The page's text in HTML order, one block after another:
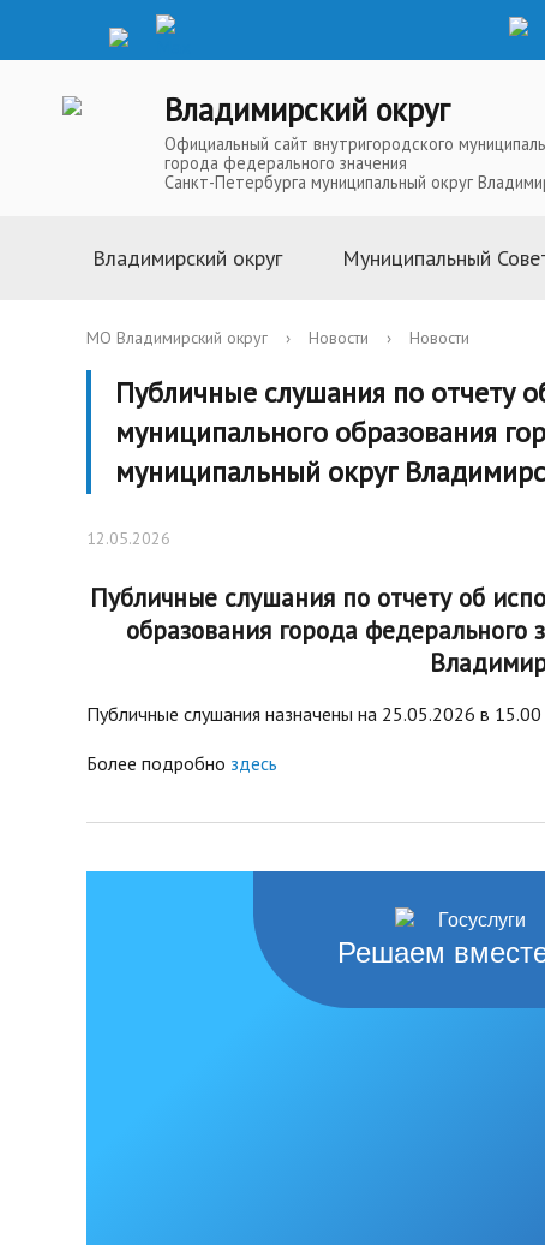
Владимирский округ
Официальный сайт внутригородского
города федерального значения
Санкт-Петербурга муниципальный округ
Владимирский округ
Информация о муниципальной
Устав
История
Символика
Телефоны доверия
Карта округа
Благоустройство округа
Озеленение
Интерактивная выставка
Антикоррупционная деятельность
Чтобы помнили
Открытые данные
Муниципальный
Глава
Полномочия
Совета
Решения
Аппарат
Газета
Отчеты,
рабочие поездки
МО Владимирский округ › Новости › Новости
Публичные слушания по отчету
муниципального образования
муниципальный округ
12.05.2026
Публичные слушания по отчету об
образования города
Публичные слушания назначены на 25.05.2026 в
Более подробно здесь
Решаем